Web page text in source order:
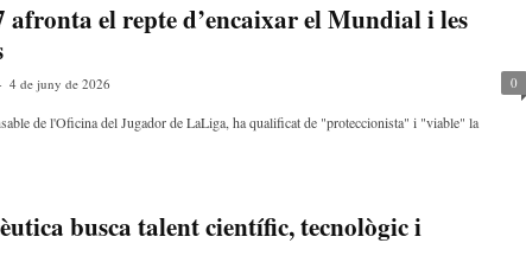
afronta el repte d’encaixar el Mundial i les
4 de juny de 2026 0
de l'Oficina del Jugador de LaLiga, ha qualificat de "proteccionista" i "viable" la
busca talent científic, tecnològic i